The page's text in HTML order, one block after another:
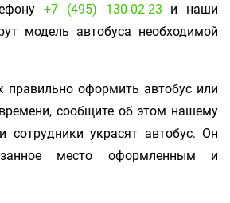
+7 (495) 130-02-23 и наши
модель автобуса необходимой
правильно оформить автобус или
сообщите об этом нашему
сотрудники украсят автобус. Он
место оформленным и